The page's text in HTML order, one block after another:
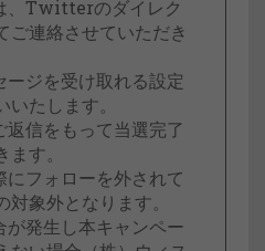
、Twitterのダイレク
ご連絡させていただき
ージを受け取れる設定
たします。⁣
信をもって当選完了
す。
にフォローを外されて
象外となります。
が発生し本キャンペー